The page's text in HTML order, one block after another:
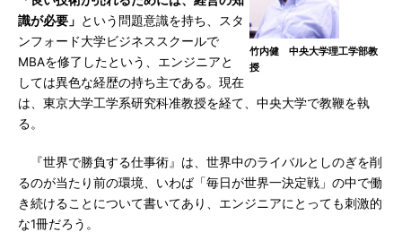
竹内健 中央大学理工学部教
授
識が必要」 という問題意識を持ち、スタ
ンフォード大学ビジネススクールで
MBAを修了したという、エンジニアと
しては異色な経歴の持ち主である。現在
は、東京大学工学系研究科准教授を経て、中央大学で教鞭を執
る。
『世界で勝負する仕事術』は、世界中のライバルとしのぎを削
るのが当たり前の環境、いわば「毎日が世界一決定戦」の中で働
き続けることについて書いてあり、エンジニアにとっても刺激的
な1冊だろう。